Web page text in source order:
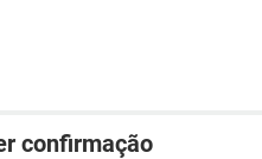
confirmação